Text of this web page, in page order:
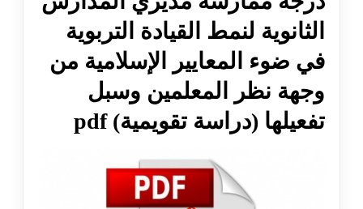
الثانوية لنمط القيادة التربوية
في ضوء المعايير الإسلامية من
وجهة نظر المعلمين وسبل
تفعيلها (دراسة تقويمية) pdf